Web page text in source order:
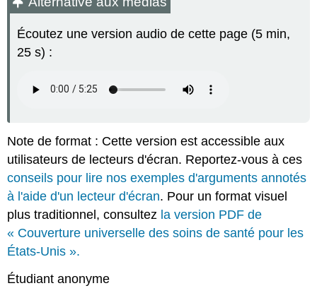
médias
universelle
des
santé
États-
Attribution
Écoutez une version audio de cette page (5 min,
25 s) :
Note de format : Cette version est accessible aux
utilisateurs de lecteurs d'écran. Reportez-vous à ces
conseils pour lire nos exemples d'arguments annotés
à l'aide d'un lecteur d'écran. Pour un format visuel
plus traditionnel, consultez la version PDF de
« Couverture universelle des soins de santé pour les
États-Unis ».
Étudiant anonyme